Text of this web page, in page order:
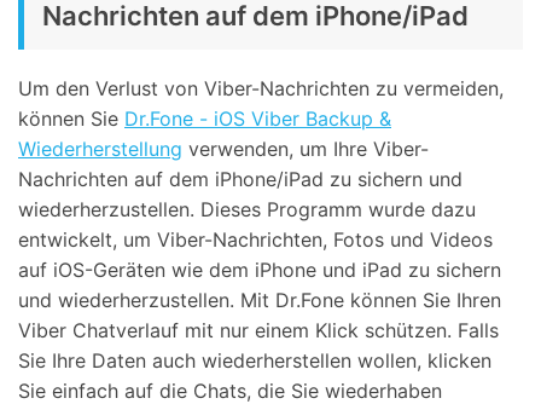
Nachrichten auf dem iPhone/iPad
Um den Verlust von Viber-Nachrichten zu vermeiden,
können Sie Dr.Fone - iOS Viber Backup &
Wiederherstellung verwenden, um Ihre Viber-
Nachrichten auf dem iPhone/iPad zu sichern und
wiederherzustellen. Dieses Programm wurde dazu
entwickelt, um Viber-Nachrichten, Fotos und Videos
auf iOS-Geräten wie dem iPhone und iPad zu sichern
und wiederherzustellen. Mit Dr.Fone können Sie Ihren
Viber Chatverlauf mit nur einem Klick schützen. Falls
Sie Ihre Daten auch wiederherstellen wollen, klicken
Sie einfach auf die Chats, die Sie wiederhaben